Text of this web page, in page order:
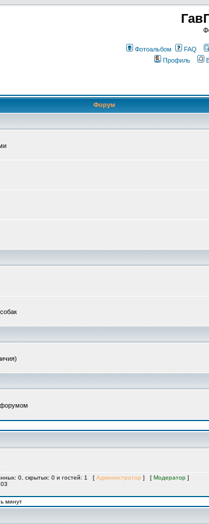
Фотоальбом FAQ
Профиль
Форум
форумом
0, скрытых: 0 и гостей: 1 [ Администратор ] [ Модератор ]
минут